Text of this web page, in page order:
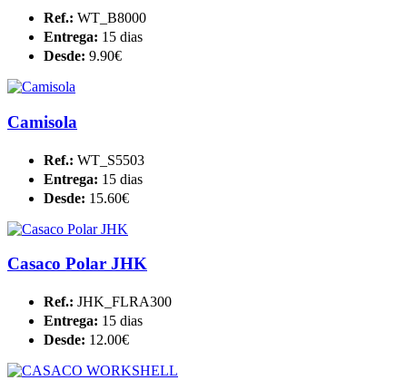
Ref.: WT_B8000
Entrega: 15 dias
Desde: 9.90€
Camisola
Ref.: WT_S5503
Entrega: 15 dias
Desde: 15.60€
Casaco Polar JHK
Ref.: JHK_FLRA300
Entrega: 15 dias
Desde: 12.00€